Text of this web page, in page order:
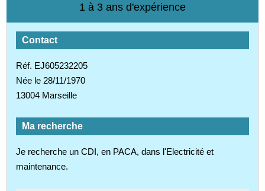
1 à 3 ans d'expérience
Contact
Réf. EJ605232205
Née le 28/11/1970
13004 Marseille
Ma recherche
Je recherche un CDI, en PACA, dans l'Electricité et
maintenance.